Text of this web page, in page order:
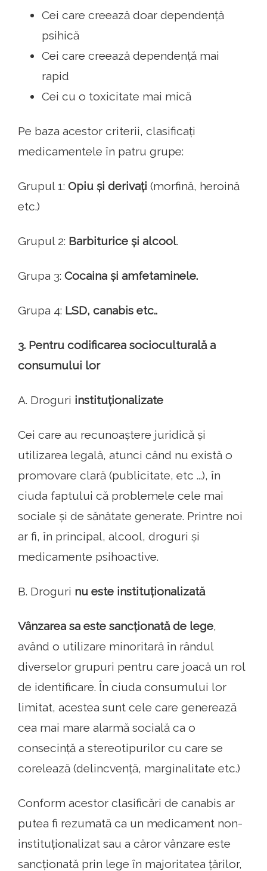
Cei care creează doar dependență
psihică
Cei care creează dependență mai
rapid
Cei cu o toxicitate mai mică
Pe baza acestor criterii, clasificați
medicamentele în patru grupe:
Grupul 1: Opiu și derivați (morfină, heroină
etc.)
Grupul 2: Barbiturice și alcool.
Grupa 3: Cocaina și amfetaminele.
Grupa 4: LSD, canabis etc..
3. Pentru codificarea socioculturală a
consumului lor
A. Droguri instituționalizate
Cei care au recunoaștere juridică și
utilizarea legală, atunci când nu există o
promovare clară (publicitate, etc ...), în
ciuda faptului că problemele cele mai
sociale și de sănătate generate. Printre noi
ar fi, în principal, alcool, droguri și
medicamente psihoactive.
B. Droguri nu este instituționalizată
Vânzarea sa este sancționată de lege,
având o utilizare minoritară în rândul
diverselor grupuri pentru care joacă un rol
de identificare. În ciuda consumului lor
limitat, acestea sunt cele care generează
cea mai mare alarmă socială ca o
consecință a stereotipurilor cu care se
corelează (delincvență, marginalitate etc.)
Conform acestor clasificări de canabis ar
putea fi rezumată ca un medicament non-
instituționalizat sau a căror vânzare este
sancționată prin lege în majoritatea țărilor,